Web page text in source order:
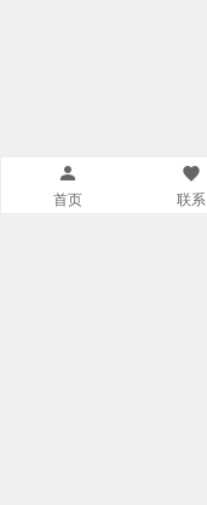
首页 联系